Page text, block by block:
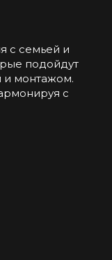
с семьей и
подойдут
и монтажом.
с